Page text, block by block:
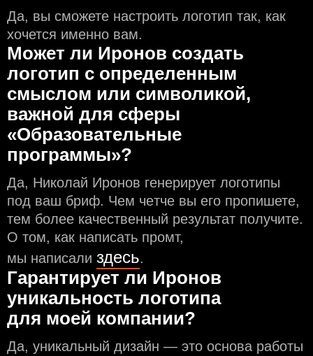
Да, вы сможете настроить логотип так, как
хочется именно вам.
Может ли Иронов создать
логотип с определeнным
смыслом или символикой,
важной для сферы
«Образовательные
программы»?
Да, Николай Иронов генерирует логотипы
под ваш бриф. Чем чeтче вы его пропишете,
тем более качественный результат получите.
О том, как написать промт,
мы написали здесь.
Гарантирует ли Иронов
уникальность логотипа
для моей компании?
Да, уникальный дизайн — это основа работы